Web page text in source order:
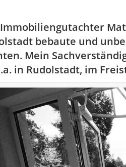
bebaute und
Mein
in Rudolstadt, im